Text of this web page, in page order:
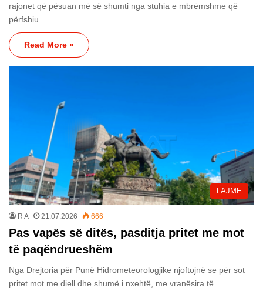
rajonet që pësuan më së shumti nga stuhia e mbrëmshme që
përfshiu…
Read More »
LAJME
R A 21.07.2026 666
Pas vapës së ditës, pasditja pritet me mot
të paqëndrueshëm
Nga Drejtoria për Punë Hidrometeorologjike njoftojnë se për sot
pritet mot me diell dhe shumë i nxehtë, me vranësira të…